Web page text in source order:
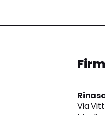
Via